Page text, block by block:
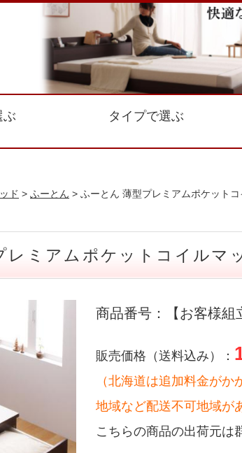
ぶ タイプで選ぶ
ド > ふーとん > ふーとん 薄型プレミアムポケット
ミアムポケットコイルマ
商品番号：【お客様組
販売価格（送料込み）：
（北海道は追加料金が
地域など配送不可地域が
こちらの商品の出荷元は